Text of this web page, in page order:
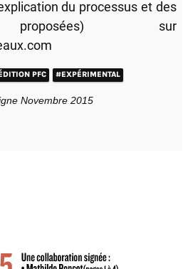
du processus et des
proposées) sur
PFC #EXPÉRIMENTAL
Novembre 2015